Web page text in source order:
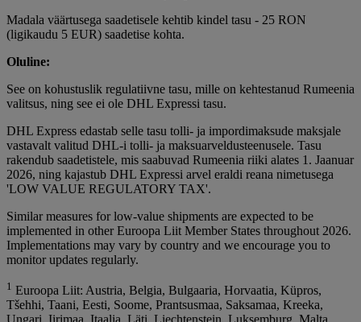
Madala väärtusega saadetisele kehtib kindel tasu - 25 RON
(ligikaudu 5 EUR) saadetise kohta.
Oluline:
See on kohustuslik regulatiivne tasu, mille on kehtestanud Rumeenia
valitsus, ning see ei ole DHL Expressi tasu.
DHL Express edastab selle tasu tolli- ja impordimaksude maksjale
vastavalt valitud DHL-i tolli- ja maksuarveldusteenusele. Tasu
rakendub saadetistele, mis saabuvad Rumeenia riiki alates 1. Jaanuar
2026, ning kajastub DHL Expressi arvel eraldi reana nimetusega
'LOW VALUE REGULATORY TAX'.
Similar measures for low-value shipments are expected to be
implemented in other Euroopa Liit Member States throughout 2026.
Implementations may vary by country and we encourage you to
monitor updates regularly.
1 Euroopa Liit: Austria, Belgia, Bulgaaria, Horvaatia, Küpros,
Tšehhi, Taani, Eesti, Soome, Prantsusmaa, Saksamaa, Kreeka,